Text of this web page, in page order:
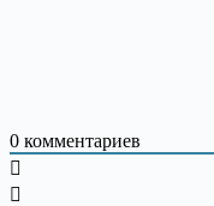
0 комментариев